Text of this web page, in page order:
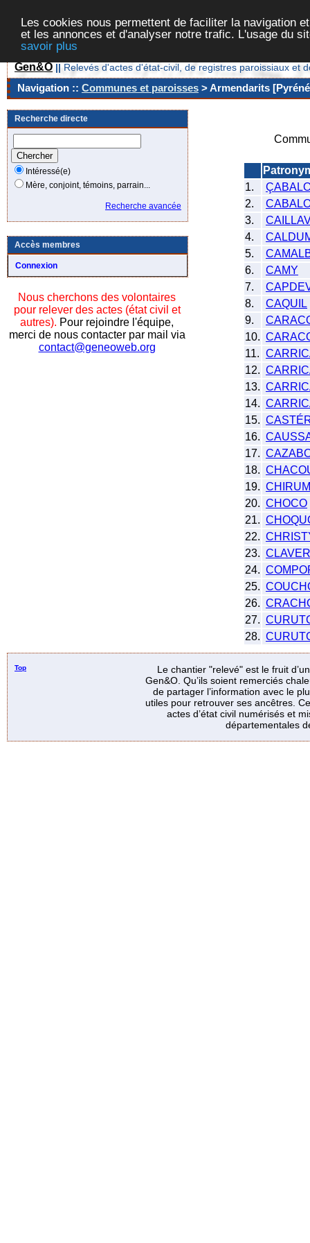
Les cookies nous permettent de faciliter la navigation
et les annonces et d'analyser notre trafic. L'usage du
savoir plus
Gen&O || Relevés d'actes d'état-civil, de registres paroissiaux et
Navigation :: Communes et paroisses > Armendarits
Recherche directe
Intéressé(e)
Mère, conjoint, témoins, parrain...
Recherche avancée
Accès membres
Connexion
Nous cherchons des volontaires
pour relever des actes (état civil et
autres). Pour rejoindre l'équipe,
merci de nous contacter par mail via
contact@geneoweb.org
1.
2.
3.
4.
5.
6.
CAMY
7.
8.
CAQUIL
9.
10.
11.
12.
13.
14.
15.
16.
17.
18.
19.
20. CHOCO
21.
22.
23.
24.
25.
26.
27.
28.
Top
Le chantier "relevé" est le fruit
Gen&O. Qu’ils soient remerciés
de partager l’information avec le
utiles pour retrouver ses ancêtres.
actes d’état civil numérisés et
départementales